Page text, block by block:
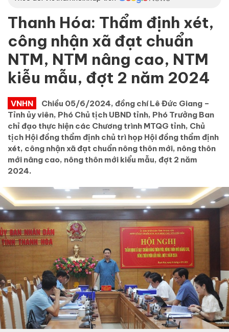
Thanh Hóa: Thẩm định xét,
công nhận xã đạt chuẩn
NTM, NTM nâng cao, NTM
kiễu mẫu, đợt 2 năm 2024
VNHN
Chiều 05/6/2024, đồng chí Lê Đức Giang –
Tỉnh ủy viên, Phó Chủ tịch UBND tỉnh, Phó Trưởng Ban
chỉ đạo thực hiện các Chương trình MTQG tỉnh, Chủ
tịch Hội đồng thẩm định chủ trì họp Hội đồng thẩm định
xét, công nhận xã đạt chuẩn nông thôn mới, nông thôn
mới nâng cao, nông thôn mới kiểu mẫu, đợt 2 năm
2024.